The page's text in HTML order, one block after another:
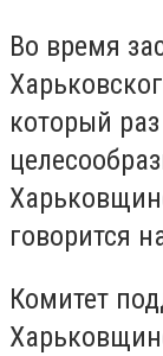
Во время
который раз
говорится
Комитет